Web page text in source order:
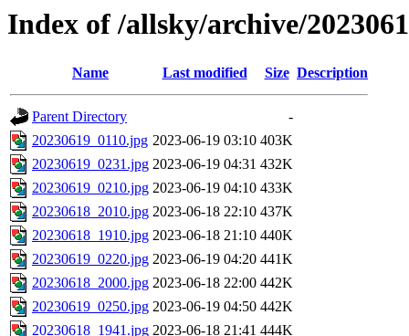
Index of /allsky/archive/
Name Last modified Size Description
Parent Directory
-
20230619_0110.jpg 2023-06-19 03:10 403K
20230619_0231.jpg 2023-06-19 04:31 432K
20230619_0210.jpg 2023-06-19 04:10 433K
20230618_2010.jpg 2023-06-18 22:10 437K
20230618_1910.jpg 2023-06-18 21:10 440K
20230619_0220.jpg 2023-06-19 04:20 441K
20230618_2000.jpg 2023-06-18 22:00 442K
20230619_0250.jpg 2023-06-19 04:50 442K
20230618_1941.jpg 2023-06-18 21:41 444K